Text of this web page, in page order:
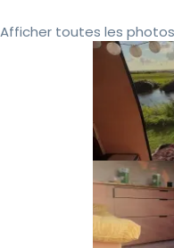
Afficher toutes les photos